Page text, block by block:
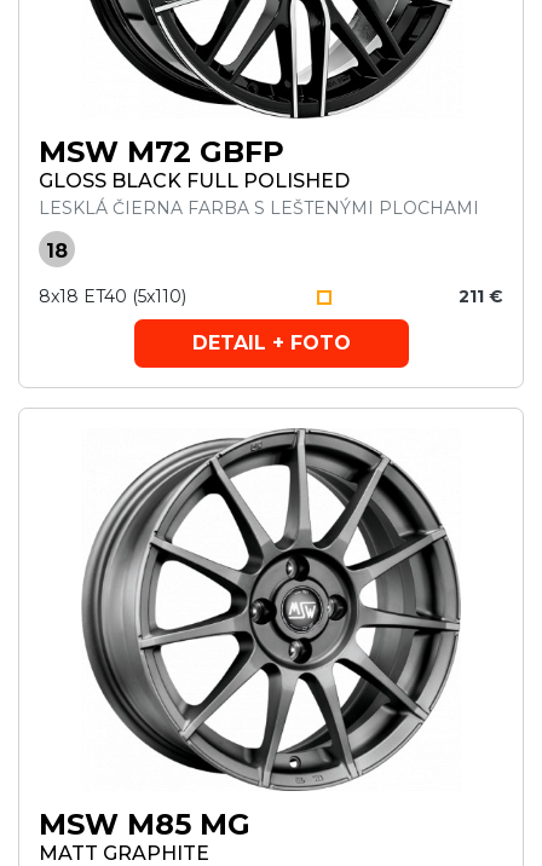
MSW M72 GBFP
GLOSS BLACK FULL POLISHED
LESKLÁ ČIERNA FARBA S LEŠTENÝMI PLOCHAMI
18
8x18 ET40 (5x110) 211 €
DETAIL + FOTO
MSW M85 MG
MATT GRAPHITE